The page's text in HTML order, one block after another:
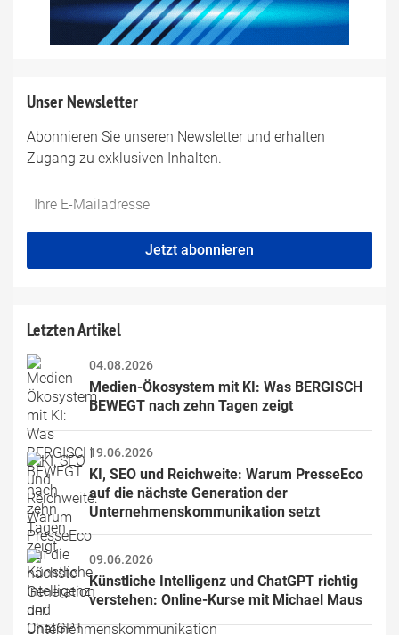
Unser Newsletter
Abonnieren Sie unseren Newsletter und erhalten
Zugang zu exklusiven Inhalten.
Do
fill
*Ihre
Mailadresse:
Jetzt abonnieren
Letzten Artikel
04.08.2026
Medien-Ökosystem mit KI: Was BERGISCH
BEWEGT nach zehn Tagen zeigt
19.06.2026
KI, SEO und Reichweite: Warum PresseEco
auf die nächste Generation der
Unternehmenskommunikation setzt
09.06.2026
Künstliche Intelligenz und ChatGPT richtig
verstehen: Online-Kurse mit Michael Maus